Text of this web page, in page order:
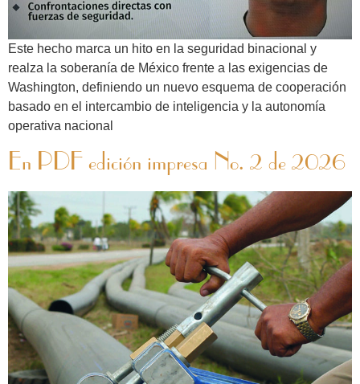
Este hecho marca un hito en la seguridad binacional y
realza la soberanía de México frente a las exigencias de
Washington, definiendo un nuevo esquema de cooperación
basado en el intercambio de inteligencia y la autonomía
operativa nacional
En PDF edición impresa No. 2 de 2026